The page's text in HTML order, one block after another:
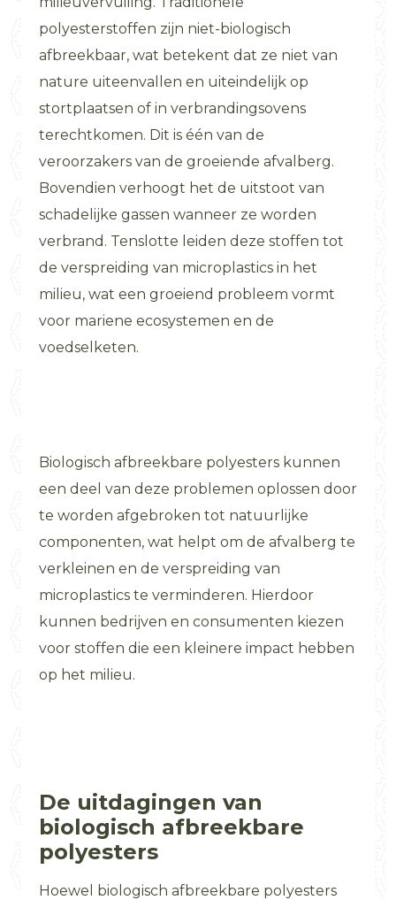
polyesterstoffen zijn niet-biologisch
afbreekbaar, wat betekent dat ze niet van
nature uiteenvallen en uiteindelijk op
stortplaatsen of in verbrandingsovens
terechtkomen. Dit is één van de
veroorzakers van de groeiende afvalberg.
Bovendien verhoogt het de uitstoot van
schadelijke gassen wanneer ze worden
verbrand. Tenslotte leiden deze stoffen tot
de verspreiding van microplastics in het
milieu, wat een groeiend probleem vormt
voor mariene ecosystemen en de
voedselketen.
Biologisch afbreekbare polyesters kunnen
een deel van deze problemen oplossen door
te worden afgebroken tot natuurlijke
componenten, wat helpt om de afvalberg te
verkleinen en de verspreiding van
microplastics te verminderen. Hierdoor
kunnen bedrijven en consumenten kiezen
voor stoffen die een kleinere impact hebben
op het milieu.
De uitdagingen van
biologisch afbreekbare
polyesters
Hoewel biologisch afbreekbare polyesters